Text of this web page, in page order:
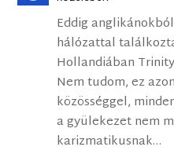
Eddig
hálózattal
Hollandiában
Nem tudom, ez
közösséggel,
a gyülekezet nem
karizmatikusnak…